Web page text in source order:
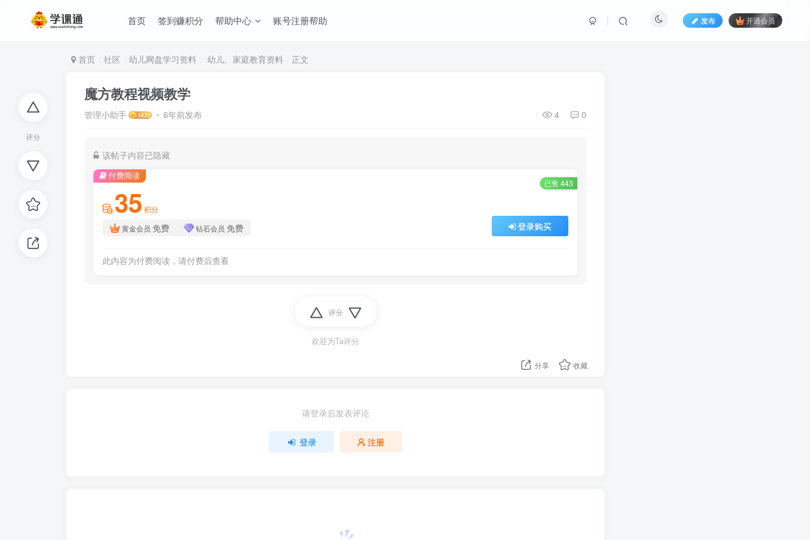
首页 签到赚积分 帮助中心 账号注册帮助 发布 开通会员
评分
首页 社区 幼儿网盘学习资料 幼儿、家庭教育资料 正文
魔方教程视频教学
管理小助手 6年前发布 4 0
该帖子内容已隐藏
付费阅读
已售 443
35 积分
黄金会员 免费 钻石会员 免费 登录购买
此内容为付费阅读，请付费后查看
评分
欢迎为Ta评分
分享 收藏
请登录后发表评论
登录 注册